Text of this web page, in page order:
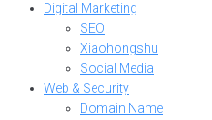
Digital Marketing
SEO
Xiaohongshu
Social Media
Web & Security
Domain Name